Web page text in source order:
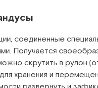
соединенные
Получается
скрутить в рулон
хранения и
развернуть и